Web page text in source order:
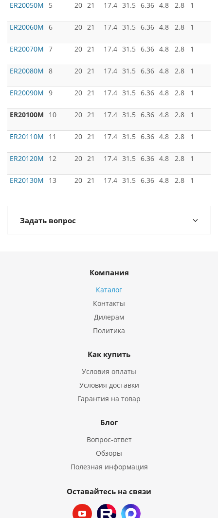
ER20050M 5 20 21 17.4 31.5 6.36 4.8 2.8 1
ER20060M 6 20 21 17.4 31.5 6.36 4.8 2.8 1
ER20070M 7 20 21 17.4 31.5 6.36 4.8 2.8 1
ER20080M 8 20 21 17.4 31.5 6.36 4.8 2.8 1
ER20090M 9 20 21 17.4 31.5 6.36 4.8 2.8 1
ER20100M 10 20 21 17.4 31.5 6.36 4.8 2.8 1
ER20110M 11 20 21 17.4 31.5 6.36 4.8 2.8 1
ER20120M 12 20 21 17.4 31.5 6.36 4.8 2.8 1
ER20130M 13 20 21 17.4 31.5 6.36 4.8 2.8 1
Задать вопрос
Компания
Каталог
Контакты
Дилерам
Политика
Как купить
Условия оплаты
Условия доставки
Гарантия на товар
Блог
Вопрос-ответ
Обзоры
Полезная информация
Оставайтесь на связи